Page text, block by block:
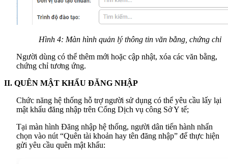
Hình 4: Màn hình quản lý thông tin văn bằng, chứng chỉ
Người dùng có thể thêm mới hoặc cập nhật, xóa các văn bằng,
chứng chỉ tương ứng.
II. QUÊN MẬT KHẨU ĐĂNG NHẬP
Chức năng hệ thống hỗ trợ người sử dụng có thể yêu cầu lấy lại
mật khẩu đăng nhập trên Cổng Dịch vụ công Sở Y tế;
Tại màn hình Đăng nhập hệ thống, người dân tiến hành nhấn
chọn vào nút “Quên tài khoản hay tên đăng nhập” để thực hiện
gửi yêu cầu quên mật khẩu: